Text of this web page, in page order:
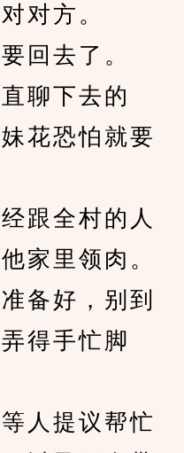
对方。
去了。
聊下去的
花恐怕就要
全村的人
家里领肉。
好，别到
得手忙脚
人提议帮忙